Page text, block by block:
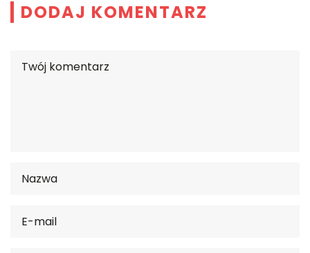
DODAJ KOMENTARZ